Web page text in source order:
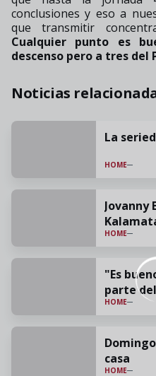
conclusiones y eso a
que transmitir
Cualquier punto es
descenso pero a tres del
Noticias
La
HOME
Jovanny
HOME
"Es
parte
HOME
casa
HOME